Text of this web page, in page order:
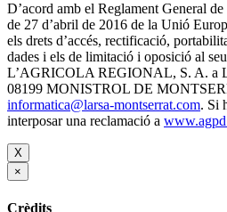
D’acord amb el Reglament General
de 27 d’abril de 2016 de la Unió
els drets d’accés, rectificació,
dades i els de limitació i oposició al
L’AGRICOLA REGIONAL, S. A. a
08199 MONISTROL DE
informatica@larsa-montserrat.com. Si
interposar una reclamació a
X
×
Crèdits